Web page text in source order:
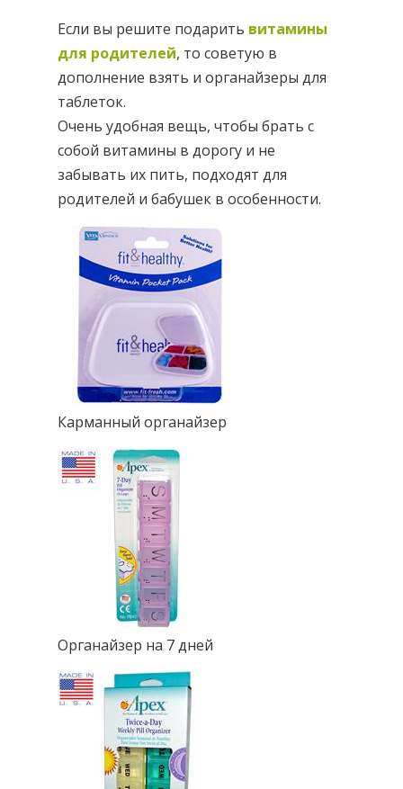
Если вы решите подарить витамины
для родителей, то советую в
дополнение взять и органайзеры для
таблеток.
Очень удобная вещь, чтобы брать с
собой витамины в дорогу и не
забывать их пить, подходят для
родителей и бабушек в особенности.
Карманный органайзер
Органайзер на 7 дней